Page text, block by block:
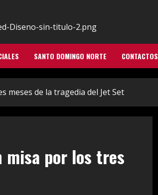
SANTO DOMINGO NORTE CONTACTOS
meses de la tragedia del Jet Set
misa por los tres